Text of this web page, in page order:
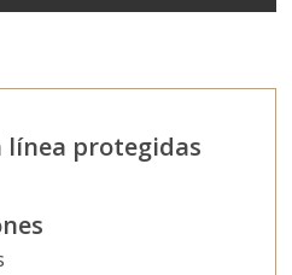
línea protegidas